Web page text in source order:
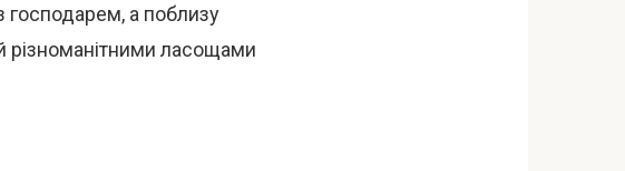
господарем, а поблизу
різноманітними ласощами